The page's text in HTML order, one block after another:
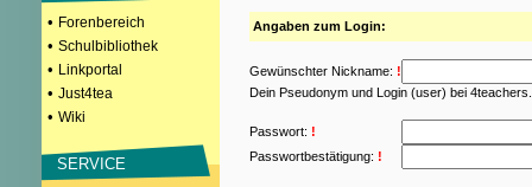
• Forenbereich
• Schulbibliothek
• Linkportal
• Just4tea
• Wiki
SERVICE
Angaben zum Login:
Gewünschter Nickname: !
Dein Pseudonym und Login (user) bei
Passwort: !
Passwortbestätigung: !